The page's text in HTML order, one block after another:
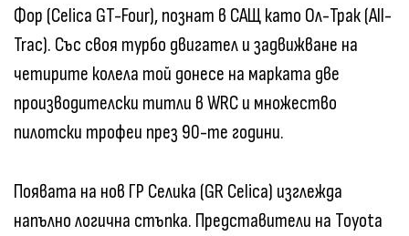
Фор (Celica GT-Four), познат в САЩ като Ол-Трак (All-
Trac). Със своя турбо двигател и задвижване на
четирите колела той донесе на марката две
производителски титли в WRC и множество
пилотски трофеи през 90-те години.
Появата на нов ГР Селика (GR Celica) изглежда
напълно логична стъпка. Представители на Toyota